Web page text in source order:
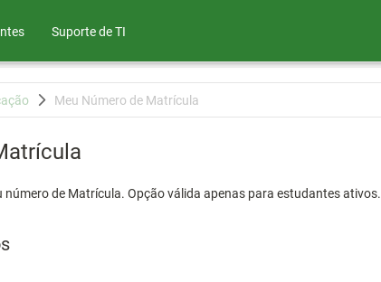
Suporte de TI
Meu Número de Matrícula
número de Matrícula. Opção válida apenas para estudantes ativos.